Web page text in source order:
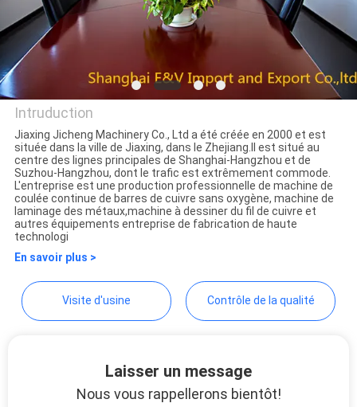
NOUVELLES
DEMANDEZ
UNE
CITATION
PLAN
DU
SITE
PRIVACY
POLICY
JIAXING JICHENG
MACHINERY CO.,LTD.
Intruduction
Jiaxing Jicheng Machinery Co., Ltd a été créée en 2000 et est
située dans la ville de Jiaxing, dans le Zhejiang.Il est situé au
centre des lignes principales de Shanghai-Hangzhou et de
Suzhou-Hangzhou, dont le trafic est extrêmement commode.
L'entreprise est une production professionnelle de machine de
coulée continue de barres de cuivre sans oxygène, machine de
laminage des métaux,machine à dessiner du fil de cuivre et
autres équipements entreprise de fabrication de haute
technologi
En savoir plus >
Visite d'usine Contrôle de la qualité
Laisser un message
Nous vous rappellerons bientôt!